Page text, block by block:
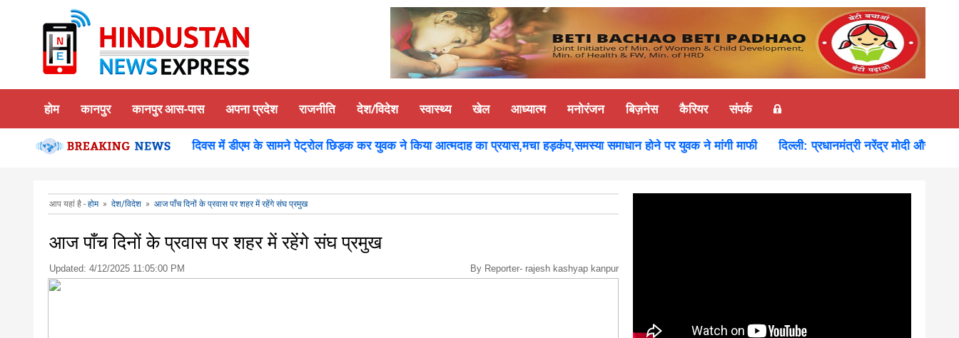
होम कानपुर कानपुर आस-पास अपना प्रदेश राजनीति देश/विदेश स्वास्थ्य खेल आध्यात्म मनोरंजन बिज़नेस कैरियर संपर्क
किया दर्शन पूजन कानपुर-समाधान दिवस में डीएम के सामने पेट्रोल छिड़क कर युवक ने किया आत्मदाह का प्रयास,मचा हड़कंप,समस्या समाधान होने पर युवक ने मांगी माफी दिल्ली: प्रधानमंत्री नरेंद्र मोदी और रूस के
आप यहां है - होम» देश/विदेश » आज पाँच दिनों के प्रवास पर शहर में रहेंगे संघ प्रमुख
आज पाँच दिनों के प्रवास पर शहर में रहेंगे संघ प्रमुख
Updated: 4/12/2025 11:05:00 PM By Reporter- rajesh kashyap kanpur